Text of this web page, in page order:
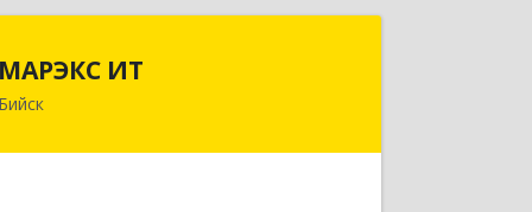
МАРЭКС ИТ
Бийск
Алтайский край, Бийск г, Разина, дом